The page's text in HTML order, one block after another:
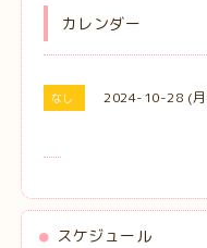
カレンダー
なし 2024-10-28 (
スケジュール